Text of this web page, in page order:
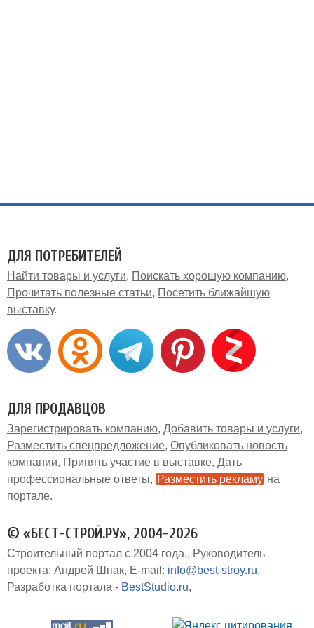
ДЛЯ ПОТРЕБИТЕЛЕЙ
Найти товары и услуги
Поискать хорошую компанию
Прочитать полезные статьи
Посетить ближайшую
выставку
ДЛЯ ПРОДАВЦОВ
Зарегистрировать компанию Добавить товары и услуги
Разместить спецпредложение Опубликовать новость
компании
Принять участие в выставке Дать
профессиональные ответы
Разместить рекламу на
портале
© «БЕСТ-СТРОЙ.РУ», 2004-2026
Строительный портал с 2004 года.
Руководитель
проекта: Андрей Шпак E-mail: info@best-stroy.ru
Разработка портала - BestStudio.ru